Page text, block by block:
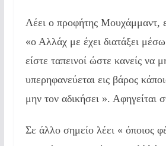
Λέει ο προφήτης Μουχάμμαντ,
«ο Αλλάχ με έχει διατάξει
είστε ταπεινοί ώστε κανείς να
υπερηφανεύεται εις βάρος
μην τον αδικήσει ». Αφηγείται
Σε άλλο σημείο λέει « όποιος